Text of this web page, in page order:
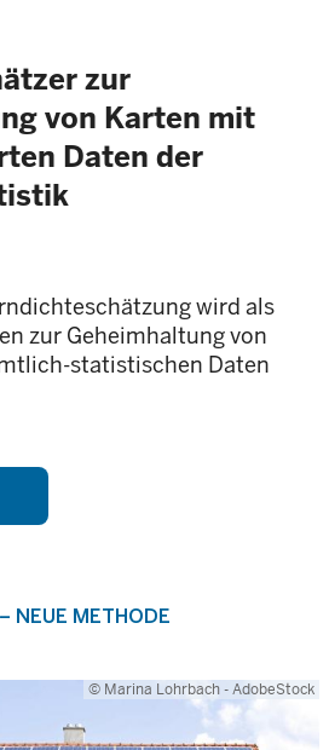
zur
von Karten mit
Daten der
wird als
zur Geheimhaltung von
statistischen Daten
© Marina Lohrbach - AdobeStock
NEUE METHODE